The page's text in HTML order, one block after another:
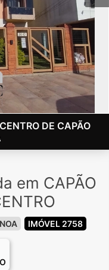
DE CAPÃO
em CAPÃO
IMÓVEL 2758